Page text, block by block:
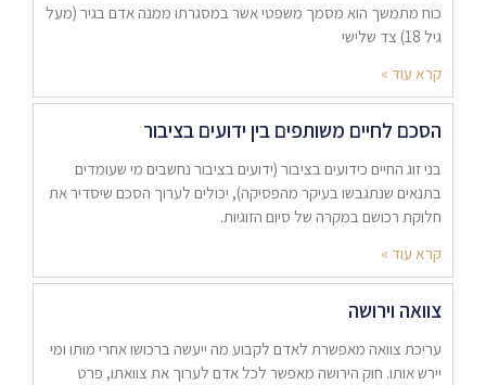
כוח מתמשך הוא מסמך משפטי אשר במסגרתו ממנה אדם בגיר (מעל
גיל 18) צד שלישי
קרא עוד »
הסכם לחיים משותפים בין ידועים בציבור
בני זוג החיים כידועים בציבור (ידועים בציבור נחשבים מי שעומדים
בתנאים שנתגבשו בעיקר מהפסיקה), יכולים לערוך הסכם שיסדיר את
חלוקת רכושם במקרה של סיום הזוגיות.
קרא עוד »
צוואה וירושה
עריכת צוואה מאפשרת לאדם לקבוע מה ייעשה ברכושו אחרי מותו ומי
יירש אותו. חוק הירושה מאפשר לכל אדם לערוך את צוואתו, פרט